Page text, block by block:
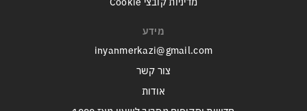
מידע
inyanmerkazi@gmail.com
צור קשר
אודות